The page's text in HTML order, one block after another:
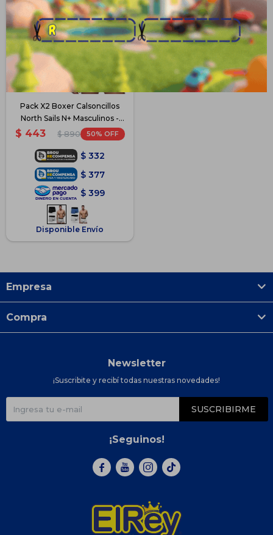
Pack X2 Boxer Calsoncillos
North Sails N+ Masculinos -
Gris-Negro
$ 443 $ 890 50
$ 332
$ 377
$ 399
Disponible Envío
Empresa
Compra
Newsletter
¡Suscribite y recibí todas nuestras novedades!
SUSCRIBIRME
¡Seguinos!
  